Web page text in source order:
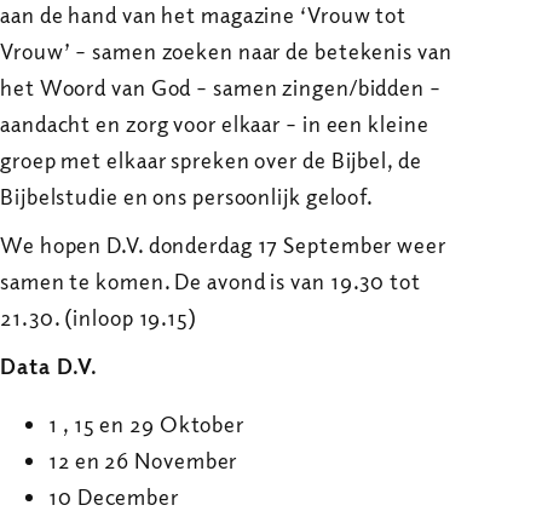
aan de hand van het magazine ‘Vrouw tot
Vrouw’ – samen zoeken naar de betekenis van
het Woord van God – samen zingen/bidden –
aandacht en zorg voor elkaar – in een kleine
groep met elkaar spreken over de Bijbel, de
Bijbelstudie en ons persoonlijk geloof.
We hopen D.V. donderdag 17 September weer
samen te komen. De avond is van 19.30 tot
21.30. (inloop 19.15)
Data D.V.
1 , 15 en 29 Oktober
12 en 26 November
10 December